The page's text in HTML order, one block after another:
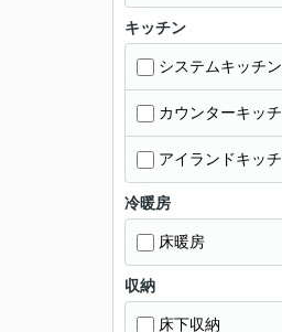
キッチン
システムキッチン
カウンターキッ
アイランドキッ
冷暖房
床暖房
収納
床下収納